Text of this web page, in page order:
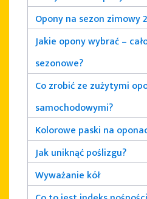
Opony na sezon zimowy
Jakie opony wybrać –
sezonowe?
Co zrobić ze zużytymi
samochodowymi?
Kolorowe paski na
Jak uniknąć poślizgu?
Wyważanie kół